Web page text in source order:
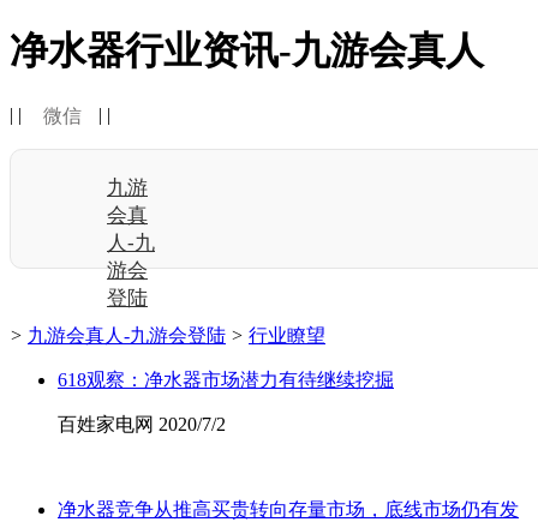
净水器行业资讯-九游会真人
| | 微信 | |
九游
会真
人-九
游会
登陆
> 九游会真人-九游会登陆 > 行业瞭望
618观察：净水器市场潜力有待继续挖掘
百姓家电网 2020/7/2
净水器竞争从推高买贵转向存量市场，底线市场仍有发